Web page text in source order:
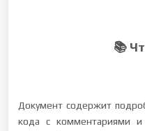
📚
Документ содержит
кода с комментариями